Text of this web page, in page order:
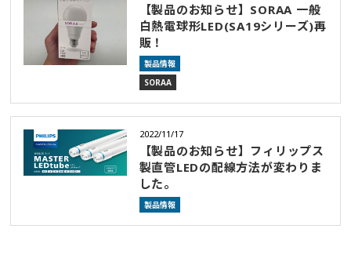
【製品のお知らせ】SORAA 一般
白熱電球形LED(SA19シリーズ)再
販！
製品情報
SORAA
2022/11/17
【製品のお知らせ】フィリップス
製直管LEDの配線方法が変わりま
した。
製品情報